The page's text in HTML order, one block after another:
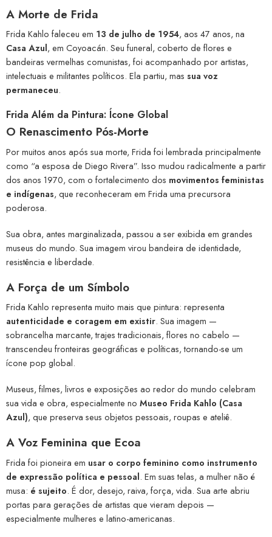
A Morte de Frida
Frida Kahlo faleceu em 13 de julho de 1954, aos 47 anos, na
Casa Azul, em Coyoacán. Seu funeral, coberto de flores e
bandeiras vermelhas comunistas, foi acompanhado por artistas,
intelectuais e militantes políticos. Ela partiu, mas sua voz
permaneceu.
Frida Além da Pintura: Ícone Global
O Renascimento Pós-Morte
Por muitos anos após sua morte, Frida foi lembrada principalmente
como “a esposa de Diego Rivera”. Isso mudou radicalmente a partir
dos anos 1970, com o fortalecimento dos movimentos feministas
e indígenas, que reconheceram em Frida uma precursora
poderosa.
Sua obra, antes marginalizada, passou a ser exibida em grandes
museus do mundo. Sua imagem virou bandeira de identidade,
resistência e liberdade.
A Força de um Símbolo
Frida Kahlo representa muito mais que pintura: representa
autenticidade e coragem em existir. Sua imagem —
sobrancelha marcante, trajes tradicionais, flores no cabelo —
transcendeu fronteiras geográficas e políticas, tornando-se um
ícone pop global.
Museus, filmes, livros e exposições ao redor do mundo celebram
sua vida e obra, especialmente no Museo Frida Kahlo (Casa
Azul), que preserva seus objetos pessoais, roupas e ateliê.
A Voz Feminina que Ecoa
Frida foi pioneira em usar o corpo feminino como instrumento
de expressão política e pessoal. Em suas telas, a mulher não é
musa: é sujeito. É dor, desejo, raiva, força, vida. Sua arte abriu
portas para gerações de artistas que vieram depois —
especialmente mulheres e latino-americanas.